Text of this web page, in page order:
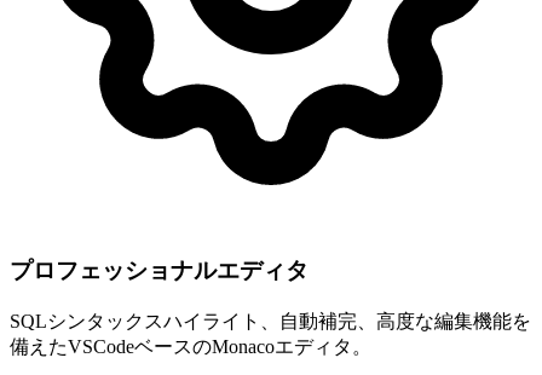
プロフェッショナルエディタ
SQLシンタックスハイライト、自動補完、高度な編集機能を
備えたVSCodeベースのMonacoエディタ。